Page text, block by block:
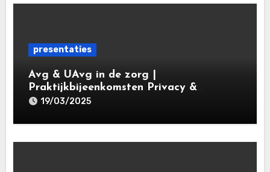
presentaties
Avg & UAvg in de zorg |
Praktijkbijeenkomsten Privacy &
Gegevensbescherming in de Zorg 2025 |
19/03/2025